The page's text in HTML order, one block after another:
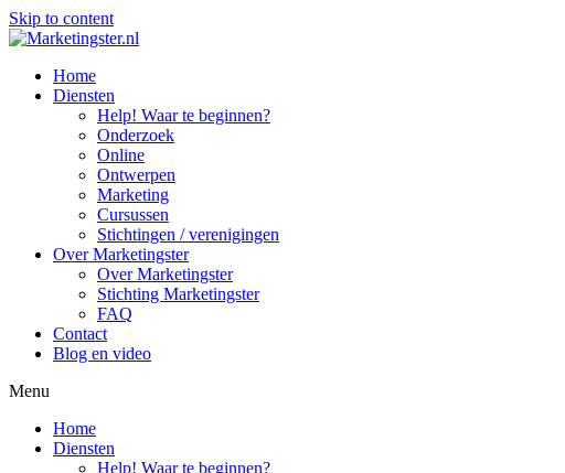
Skip to content
Home
Diensten
Help! Waar te beginnen?
Onderzoek
Online
Ontwerpen
Marketing
Cursussen
Stichtingen / verenigingen
Over Marketingster
Over Marketingster
Stichting Marketingster
FAQ
Contact
Blog en video
Menu
Home
Diensten
Help! Waar te beginnen?